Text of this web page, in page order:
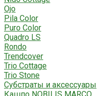
Ojo
Pila Color
Puro Color
Quadro LS
Rondo
Trendcover
Trio Cottage
Trio Stone
Субстраты и аксессуары